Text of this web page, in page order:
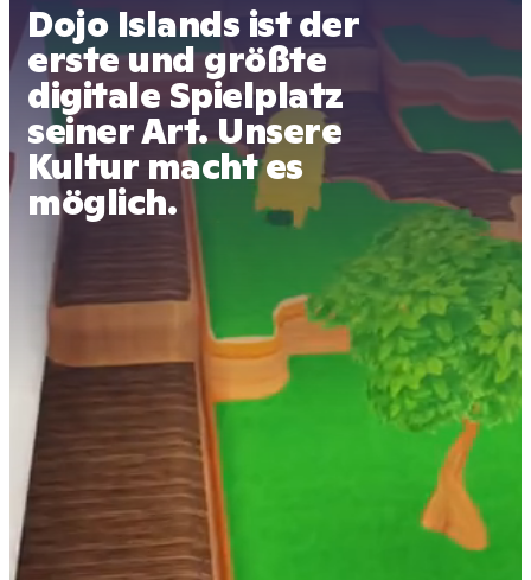
Dojo Islands ist der
erste und größte
digitale Spielplatz
seiner Art. Unsere
Kultur macht es
möglich.